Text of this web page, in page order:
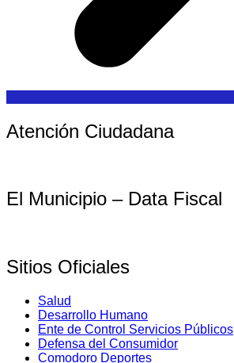
Atención Ciudadana
El Municipio – Data Fiscal
Sitios Oficiales
Salud
Desarrollo Humano
Ente de Control Servicios Públicos
Defensa del Consumidor
Comodoro Deportes